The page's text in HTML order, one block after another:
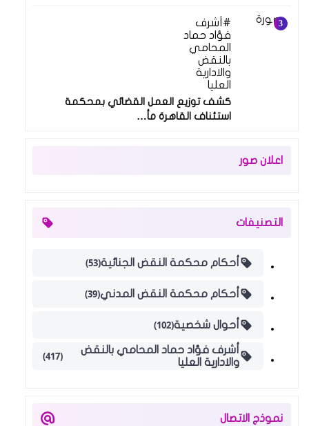
أشرف
فؤاد حماد
المحامي
بالنقض
والادارية
العليا
كشف توزيع العمل القضائي بمحكمة
استئناف القاهرة مأ…
اعلان صور
التصنيفات
أحكام محكمة النقض الجنائية(53)
أحكام محكمة النقض المدني(39)
أحوال شخصية(102)
أشرف فؤاد حماد المحامي بالنقض
والادارية العليا
(417)
نموذج الاتصال